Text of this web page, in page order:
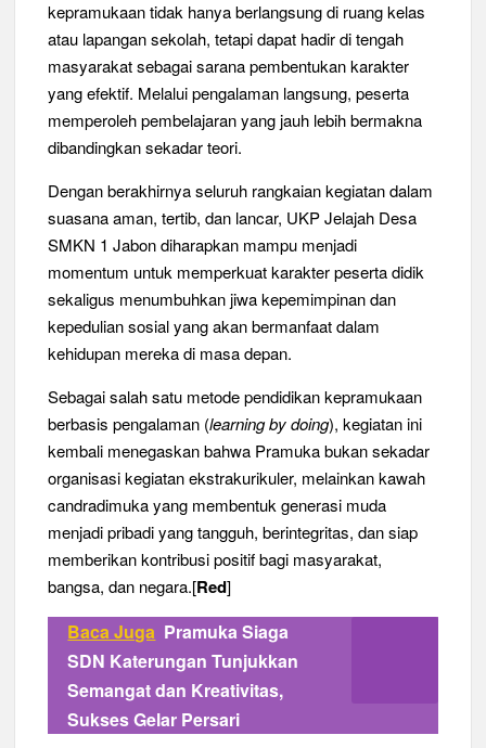
kepramukaan tidak hanya berlangsung di ruang kelas
atau lapangan sekolah, tetapi dapat hadir di tengah
masyarakat sebagai sarana pembentukan karakter
yang efektif. Melalui pengalaman langsung, peserta
memperoleh pembelajaran yang jauh lebih bermakna
dibandingkan sekadar teori.
Dengan berakhirnya seluruh rangkaian kegiatan dalam
suasana aman, tertib, dan lancar, UKP Jelajah Desa
SMKN 1 Jabon diharapkan mampu menjadi
momentum untuk memperkuat karakter peserta didik
sekaligus menumbuhkan jiwa kepemimpinan dan
kepedulian sosial yang akan bermanfaat dalam
kehidupan mereka di masa depan.
Sebagai salah satu metode pendidikan kepramukaan
berbasis pengalaman (learning by doing), kegiatan ini
kembali menegaskan bahwa Pramuka bukan sekadar
organisasi kegiatan ekstrakurikuler, melainkan kawah
candradimuka yang membentuk generasi muda
menjadi pribadi yang tangguh, berintegritas, dan siap
memberikan kontribusi positif bagi masyarakat,
bangsa, dan negara.[Red]
Baca Juga Pramuka Siaga
SDN Katerungan Tunjukkan
Semangat dan Kreativitas,
Sukses Gelar Persari